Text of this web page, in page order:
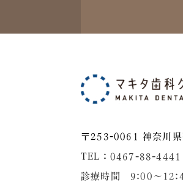
〒253-0061 神奈川
TEL： 0467-88-4441
診療時間 9:00～